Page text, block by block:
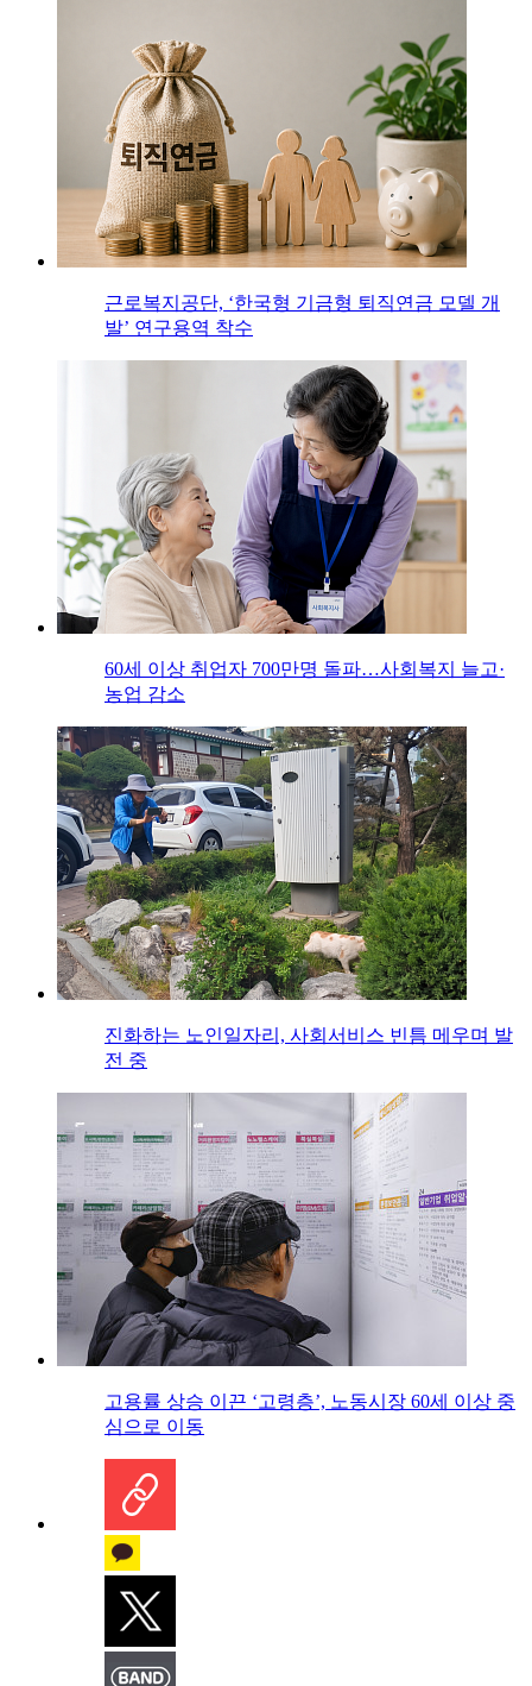
근로복지공단, ‘한국형 기금형 퇴직연금 모델 개
발’ 연구용역 착수
60세 이상 취업자 700만명 돌파…사회복지 늘고·
농업 감소
진화하는 노인일자리, 사회서비스 빈틈 메우며 발
전 중
고용률 상승 이끈 ‘고령층’, 노동시장 60세 이상 중
심으로 이동